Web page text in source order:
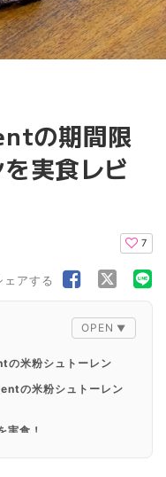
の期間限
実食レビ
7
ェアする
の米粉シュトーレン
の米粉シュトーレン
実食！